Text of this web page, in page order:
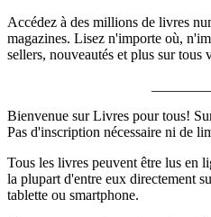
Accédez à des millions de livres
magazines. Lisez n'importe où,
sellers, nouveautés et plus sur tous
Bienvenue sur Livres pour tous!
Pas d'inscription nécessaire ni de
Tous les livres peuvent être lus en
la plupart d'entre eux directement
tablette ou smartphone.